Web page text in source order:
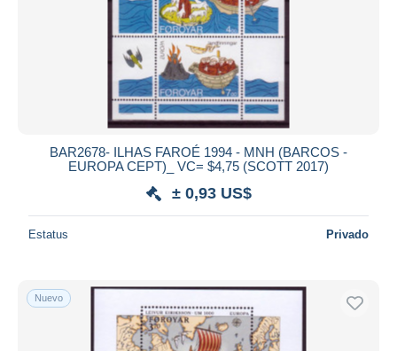
BAR2678- ILHAS FAROÉ 1994 - MNH (BARCOS -
EUROPA CEPT)_ VC= $4,75 (SCOTT 2017)
± 0,93 US$
Estatus Privado
Nuevo